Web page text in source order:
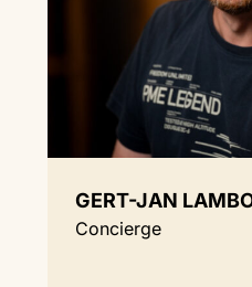
GERT-JAN
Concierge